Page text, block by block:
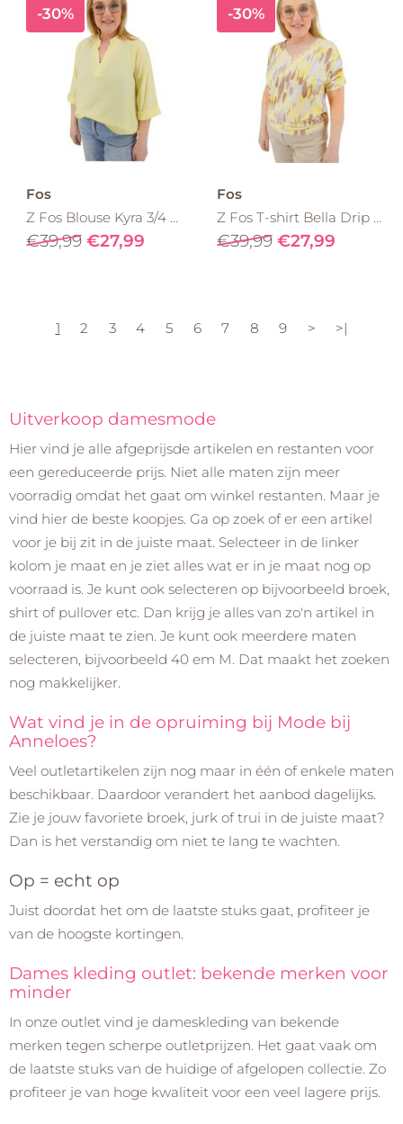
-30%
Fos
Z Fos Blouse Kyra 3/4 mouw Geel 7699
€39,99 €27,99
-30%
Fos
Z Fos T-shirt Bella Drip 7734 Geel
€39,99 €27,99
1 2 3 4 5 6 7 8 9 > >|
Uitverkoop damesmode
Hier vind je alle afgeprijsde artikelen en restanten voor
een gereduceerde prijs. Niet alle maten zijn meer
voorradig omdat het gaat om winkel restanten. Maar je
vind hier de beste koopjes. Ga op zoek of er een artikel
voor je bij zit in de juiste maat. Selecteer in de linker
kolom je maat en je ziet alles wat er in je maat nog op
voorraad is. Je kunt ook selecteren op bijvoorbeeld broek,
shirt of pullover etc. Dan krijg je alles van zo'n artikel in
de juiste maat te zien. Je kunt ook meerdere maten
selecteren, bijvoorbeeld 40 em M. Dat maakt het zoeken
nog makkelijker.
Wat vind je in de opruiming bij Mode bij
Anneloes?
Veel outletartikelen zijn nog maar in één of enkele maten
beschikbaar. Daardoor verandert het aanbod dagelijks.
Zie je jouw favoriete broek, jurk of trui in de juiste maat?
Dan is het verstandig om niet te lang te wachten.
Op = echt op
Juist doordat het om de laatste stuks gaat, profiteer je
van de hoogste kortingen.
Dames kleding outlet: bekende merken voor
minder
In onze outlet vind je dameskleding van bekende
merken tegen scherpe outletprijzen. Het gaat vaak om
de laatste stuks van de huidige of afgelopen collectie. Zo
profiteer je van hoge kwaliteit voor een veel lagere prijs.